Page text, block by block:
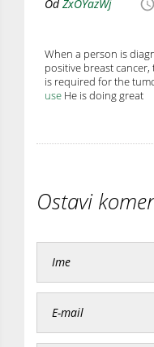
OdZxOYazWj
When a person is
positive breast
is required for the
use He is doing great
Ostavi